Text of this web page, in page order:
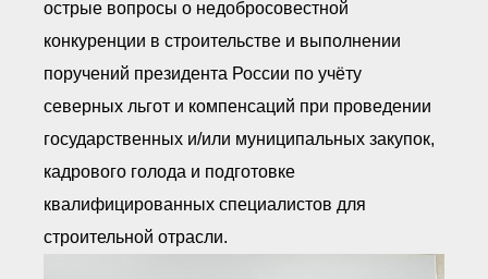
объединения
● Реестр членов
Застройщиков
● Реестр членов
Ассоциации — технических
Ассоциации с правом
● Реестр членов СРО
острые вопросы о недобросовестной
конкуренции в строительстве и выполнении
поручений президента России по учёту
северных льгот и компенсаций при проведении
государственных и/или муниципальных закупок,
кадрового голода и подготовке
квалифицированных специалистов для
строительной отрасли.